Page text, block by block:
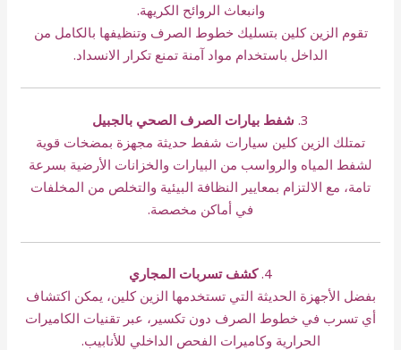
وانبعاث الروائح الكريهة.
تقوم الزين كلين بتسليك خطوط الصرف وتنظيفها بالكامل من
الداخل باستخدام مواد آمنة تمنع تكرار الانسداد.
3. شفط بيارات الصرف الصحي بالجبيل
تمتلك الزين كلين سيارات شفط حديثة مجهزة بمضخات قوية
لشفط المياه والرواسب من البيارات والخزانات الأرضية بسرعة
تامة، مع الالتزام بمعايير النظافة البيئية والتخلص من المخلفات
في أماكن مخصصة.
4. كشف تسربات المجاري
بفضل الأجهزة الحديثة التي تستخدمها الزين كلين، يمكن اكتشاف
أي تسرب في خطوط الصرف دون تكسير، عبر تقنيات الكاميرات
الحرارية وكاميرات الفحص الداخلي للأنابيب.